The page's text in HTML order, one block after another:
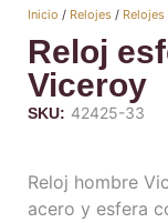
Inicio / Relojes /
Reloj
Viceroy
SKU: 42425-33
Reloj hombre
acero y esfera